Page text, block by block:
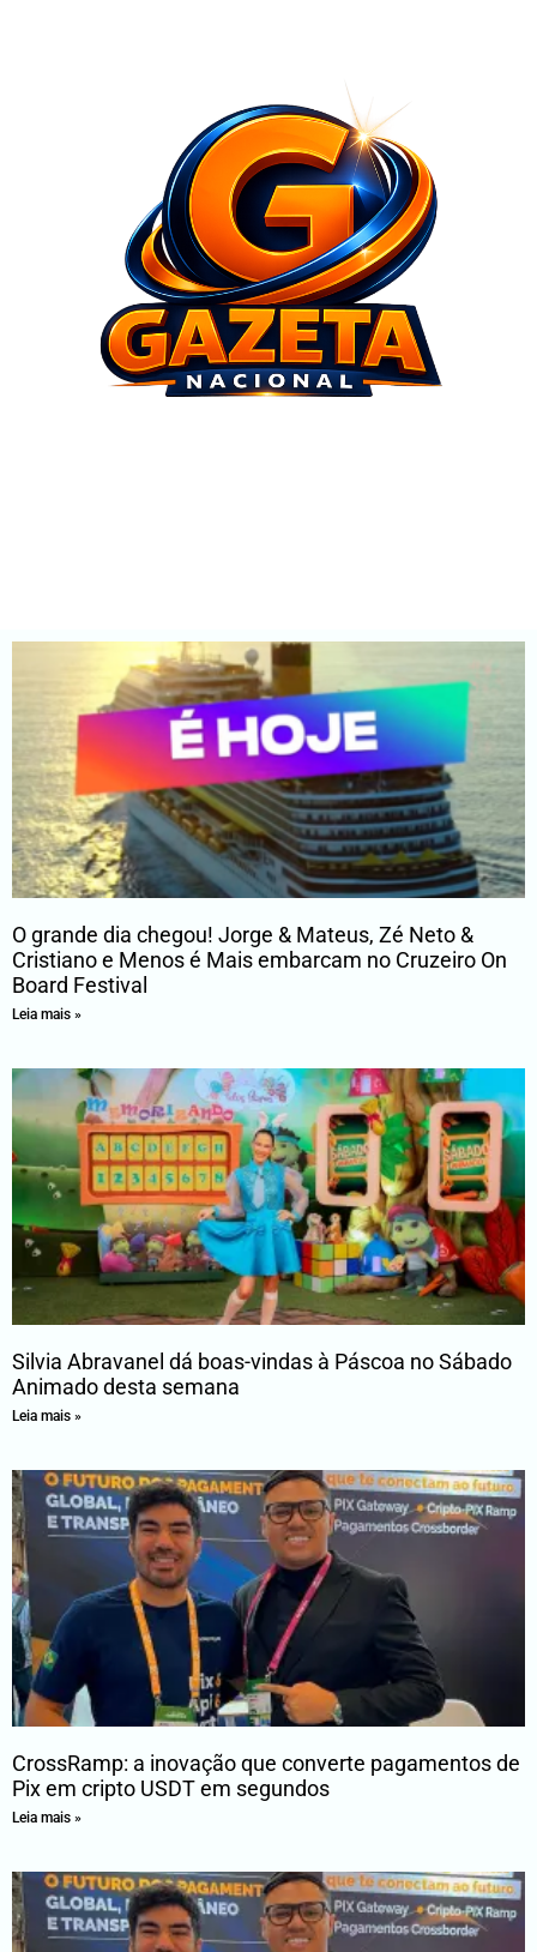
O grande dia chegou! Jorge & Mateus, Zé Neto &
Cristiano e Menos é Mais embarcam no Cruzeiro On
Board Festival
Leia mais »
Silvia Abravanel dá boas-vindas à Páscoa no Sábado
Animado desta semana
Leia mais »
CrossRamp: a inovação que converte pagamentos de
Pix em cripto USDT em segundos
Leia mais »